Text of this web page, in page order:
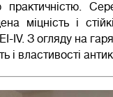
міцність і
IV. З огляду на
і властивості